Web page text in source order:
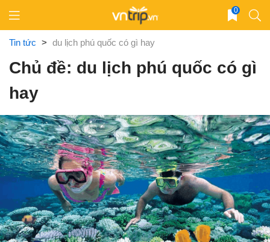
content
0
Tin tức > du lịch phú quốc có gì hay
Chủ đề: du lịch phú quốc có gì
hay